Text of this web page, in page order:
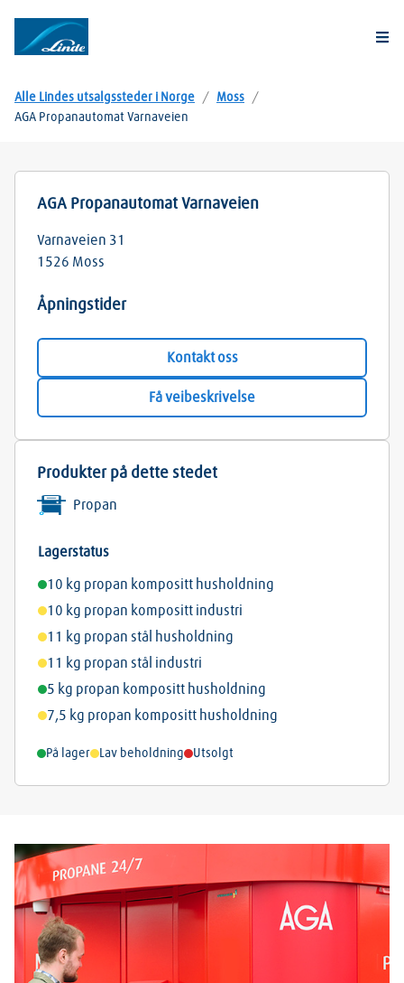
Alle Lindes utsalgssteder i Norge / Moss
/
AGA Propanautomat Varnaveien
AGA Propanautomat Varnaveien
Varnaveien 31
1526 Moss
Åpningstider
Kontakt oss
Få veibeskrivelse
Produkter på dette stedet
Propan
Lagerstatus
10 kg propan kompositt husholdning
10 kg propan kompositt industri
11 kg propan stål husholdning
11 kg propan stål industri
5 kg propan kompositt husholdning
7,5 kg propan kompositt husholdning
På lager Lav beholdning Utsolgt